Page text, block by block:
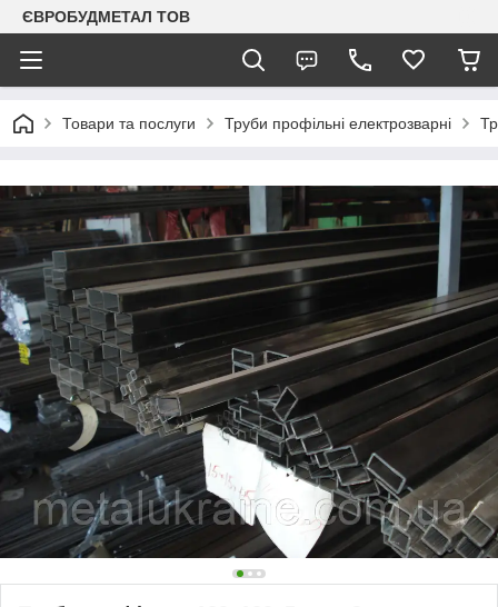
ЄВРОБУДМЕТАЛ ТОВ
Товари та послуги Труби профільні електрозварні